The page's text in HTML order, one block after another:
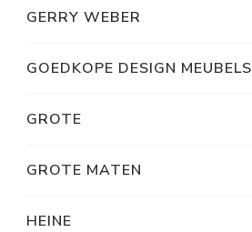
GERRY WEBER
GOEDKOPE DESIGN MEUBELS
GROTE
GROTE MATEN
HEINE